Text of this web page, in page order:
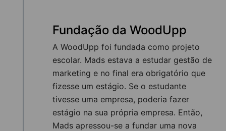
Fundação da WoodUpp
A WoodUpp foi fundada como projeto
escolar. Mads estava a estudar gestão de
marketing e no final era obrigatório que
fizesse um estágio. Se o estudante
tivesse uma empresa, poderia fazer
estágio na sua própria empresa. Então,
Mads apressou-se a fundar uma nova